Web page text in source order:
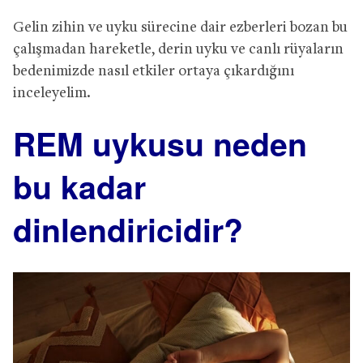
Gelin zihin ve uyku sürecine dair ezberleri bozan bu
çalışmadan hareketle, derin uyku ve canlı rüyaların
bedenimizde nasıl etkiler ortaya çıkardığını
inceleyelim.
REM uykusu neden
bu kadar
dinlendiricidir?